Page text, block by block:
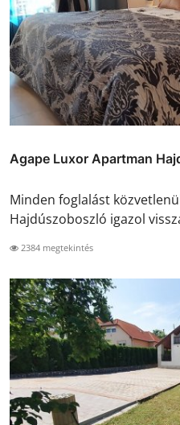
Agape Luxor Apartman
Minden foglalást
Hajdúszoboszló igazol
2384 megtekintés